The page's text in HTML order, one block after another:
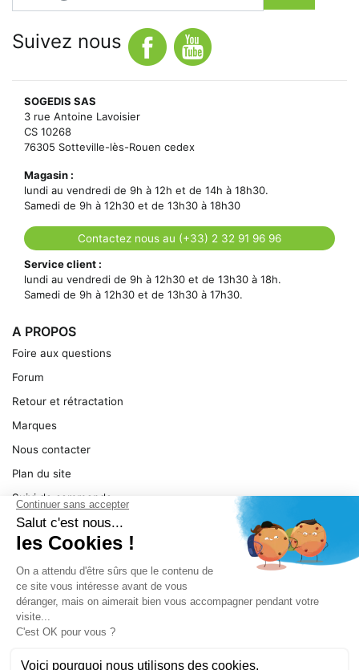
Suivez nous
SOGEDIS SAS
3 rue Antoine Lavoisier
CS 10268
76305 Sotteville-lès-Rouen cedex
Magasin :
lundi au vendredi de 9h à 12h et de 14h à 18h30.
Samedi de 9h à 12h30 et de 13h30 à 18h30
Contactez nous au (+33) 2 32 91 96 96
Service client :
lundi au vendredi de 9h à 12h30 et de 13h30 à 18h.
Samedi de 9h à 12h30 et de 13h30 à 17h30.
A PROPOS
Foire aux questions
Forum
Retour et rétractation
Marques
Nous contacter
Plan du site
Suivi de commande
Ma facture
Mentions légales
Conditions générales
SERVICE
Pièces détachées